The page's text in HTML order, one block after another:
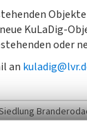
KuLaDig-
oder
an